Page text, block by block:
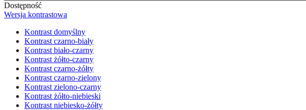
Dostępność
Wersja kontrastowa
Kontrast domyślny
Kontrast czarno-biały
Kontrast biało-czarny
Kontrast żółto-czarny
Kontrast czarno-żółty
Kontrast czarno-zielony
Kontrast zielono-czarny
Kontrast żółto-niebieski
Kontrast niebiesko-żółty